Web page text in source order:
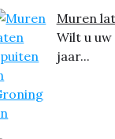
Muren
Wilt u uw
jaar...